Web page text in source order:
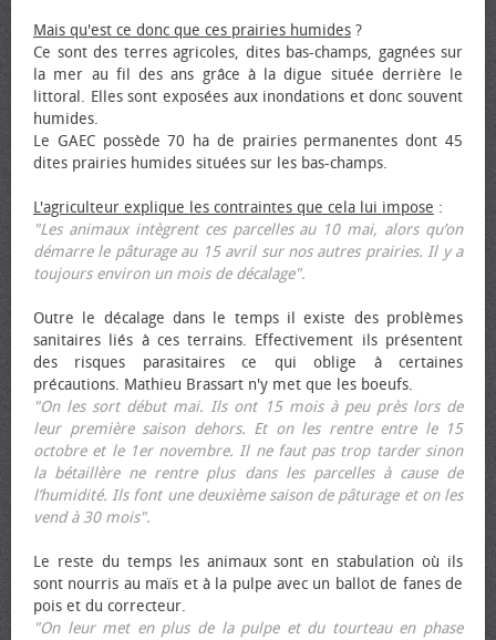
Mais qu'est ce donc que ces prairies humides ?
Ce sont des terres agricoles, dites bas-champs, gagnées sur
la mer au fil des ans grâce à la digue située derrière le
littoral. Elles sont exposées aux inondations et donc souvent
humides.
Le GAEC possède 70 ha de prairies permanentes dont 45
dites prairies humides situées sur les bas-champs.
L'agriculteur explique les contraintes que cela lui impose :
"Les animaux intègrent ces parcelles au 10 mai, alors qu’on
démarre le pâturage au 15 avril sur nos autres prairies. Il y a
toujours environ un mois de décalage".
Outre le décalage dans le temps il existe des problèmes
sanitaires liés à ces terrains. Effectivement ils présentent
des risques parasitaires ce qui oblige à certaines
précautions. Mathieu Brassart n'y met que les bœufs.
"On les sort début mai. Ils ont 15 mois à peu près lors de
leur première saison dehors. Et on les rentre entre le 15
octobre et le 1er novembre. Il ne faut pas trop tarder sinon
la bétaillère ne rentre plus dans les parcelles à cause de
l’humidité. Ils font une deuxième saison de pâturage et on les
vend à 30 mois".
Le reste du temps les animaux sont en stabulation où ils
sont nourris au maïs et à la pulpe avec un ballot de fanes de
pois et du correcteur.
"On leur met en plus de la pulpe et du tourteau en phase